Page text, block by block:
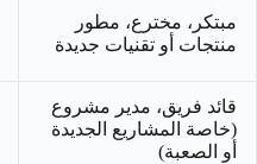
مبتكر، مخترع، مطور
منتجات أو تقنيات جديدة
قائد فريق، مدير مشروع
(خاصة المشاريع الجديدة
أو الصعبة)